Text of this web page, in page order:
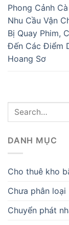
Phong Cảnh
Nhu Cầu Vận
Bị Quay Phim,
Đến Các Điểm
Hoang Sơ
DANH MỤC
Cho thuê kho
Chưa phân loại
Chuyển phát